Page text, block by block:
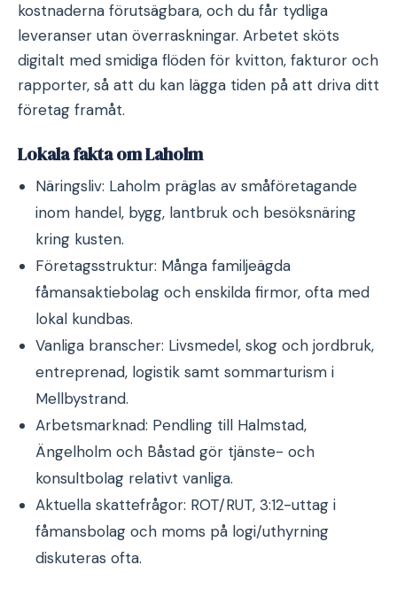
kostnaderna förutsägbara, och du får tydliga
leveranser utan överraskningar. Arbetet sköts
digitalt med smidiga flöden för kvitton, fakturor och
rapporter, så att du kan lägga tiden på att driva ditt
företag framåt.
Lokala fakta om Laholm
Näringsliv: Laholm präglas av småföretagande
inom handel, bygg, lantbruk och besöksnäring
kring kusten.
Företagsstruktur: Många familjeägda
fåmansaktiebolag och enskilda firmor, ofta med
lokal kundbas.
Vanliga branscher: Livsmedel, skog och jordbruk,
entreprenad, logistik samt sommarturism i
Mellbystrand.
Arbetsmarknad: Pendling till Halmstad,
Ängelholm och Båstad gör tjänste- och
konsultbolag relativt vanliga.
Aktuella skattefrågor: ROT/RUT, 3:12-uttag i
fåmansbolag och moms på logi/uthyrning
diskuteras ofta.